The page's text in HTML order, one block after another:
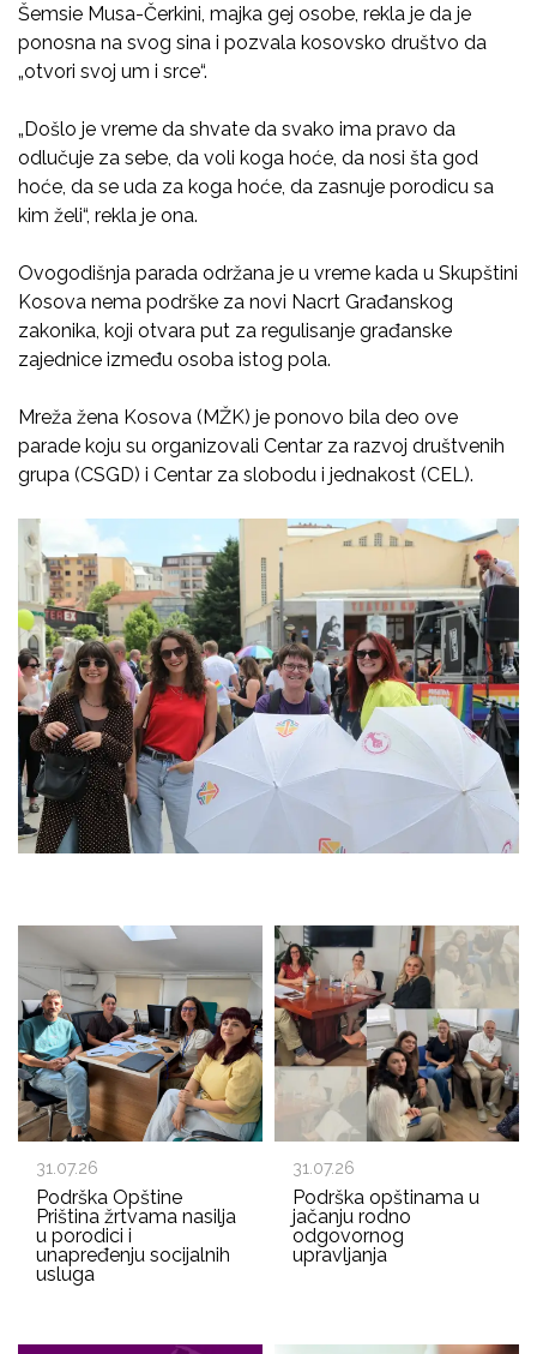
Šemsie Musa-Čerkini, majka gej osobe, rekla je da je
ponosna na svog sina i pozvala kosovsko društvo da
„otvori svoj um i srce“.
„Došlo je vreme da shvate da svako ima pravo da
odlučuje za sebe, da voli koga hoće, da nosi šta god
hoće, da se uda za koga hoće, da zasnuje porodicu sa
kim želi“, rekla je ona.
Ovogodišnja parada održana je u vreme kada u Skupštini
Kosova nema podrške za novi Nacrt Građanskog
zakonika, koji otvara put za regulisanje građanske
zajednice između osoba istog pola.
Mreža žena Kosova (MŽK) je ponovo bila deo ove
parade koju su organizovali Centar za razvoj društvenih
grupa (CSGD) i Centar za slobodu i jednakost (CEL).
31.07.26
Podrška Opštine
Priština žrtvama nasilja
u porodici i
unapređenju socijalnih
usluga
31.07.26
Podrška opštinama u
jačanju rodno
odgovornog
upravljanja